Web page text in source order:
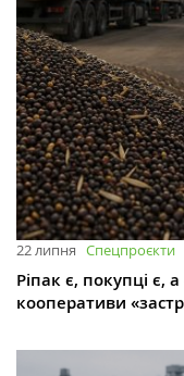
22 липня Спецпроєкти
Ріпак є, покупці є,
кооперативи